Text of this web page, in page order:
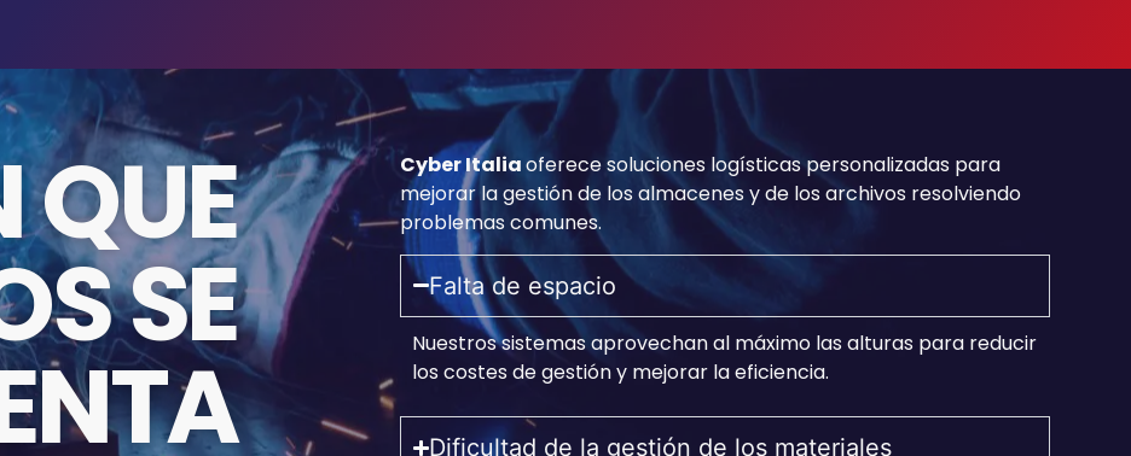
QUE
SE
Cyber Italiaoferece soluciones logísticas personalizadas para
mejorar la gestión de los almacenes y de los archivos resolviendo
problemas comunes.
Falta de espacio
Nuestros sistemas aprovechan al máximo las alturas para reducir
los costes de gestión y mejorar la eficiencia.
Dificultad de la gestión de los materiales